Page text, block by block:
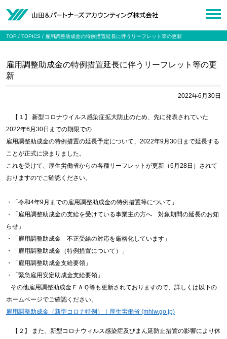
TOP TOPICS 雇用調整助成金の特例措置延長に伴うリーフレット等の更新
雇用調整助成金の特例措置延長に伴うリーフレット等の更
新
2022年6月30日
【１】 新型コロナウイルス感染症拡大防止のため、先に発表されていた
2022年6月30日までの期限での
雇用調整助成金の特例措置の延長予定について、2022年9月30日まで延長する
ことが正式に決まりました。
これを受けて、厚生労働省からの各種リーフレットが更新（6月28日）されて
おりますのでご確認ください。
・「令和4年9月までの雇用調整助成金の特例措置等について」
・「雇用調整助成金の支給を受けている事業主の方へ 対象期間の延長のお知
らせ」
・「雇用調整助成金 不正受給の対応を厳格化しています」
・「雇用調整助成金（特例措置について）」
・「雇用調整助成金支給要領」
・「緊急雇用安定助成金支給要領」
その他雇用調整助成金ＦＡＱ等も更新されておりますので、詳しくは以下の
ホームページでご確認ください。
雇用調整助成金（新型コロナ特例）｜厚生労働省 (mhlw.go.jp)
【２】 また、新型コロナウィルス感染症及びまん延防止措置の影響により休